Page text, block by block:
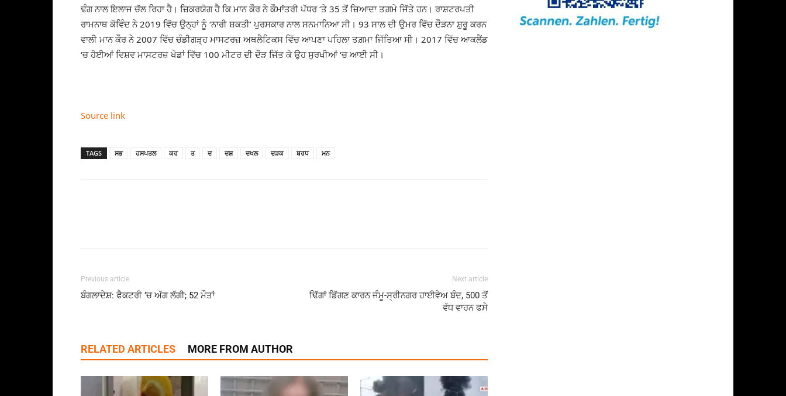
ਢੰਗ ਨਾਲ ਇਲਾਜ ਚੱਲ ਰਿਹਾ ਹੈ। ਜ਼ਿਕਰਯੋਗ ਹੈ ਕਿ ਮਾਨ ਕੌਰ ਨੇ ਕੌਮਾਂਤਰੀ ਪੱਧਰ ‘ਤੇ 35 ਤੋਂ ਜ਼ਿਆਦਾ ਤਗ਼ਮੇ ਜਿੱਤੇ ਹਨ। ਰਾਸ਼ਟਰਪਤੀ
ਰਾਮਨਾਥ ਕੋਵਿੰਦ ਨੇ 2019 ਵਿੱਚ ਉਨ੍ਹਾਂ ਨੂੰ ‘ਨਾਰੀ ਸ਼ਕਤੀ’ ਪੁਰਸਕਾਰ ਨਾਲ ਸਨਮਾਨਿਆ ਸੀ। 93 ਸਾਲ ਦੀ ਉਮਰ ਵਿੱਚ ਦੌੜਨਾ ਸ਼ੁਰੂ ਕਰਨ
ਵਾਲੀ ਮਾਨ ਕੌਰ ਨੇ 2007 ਵਿੱਚ ਚੰਡੀਗੜ੍ਹ ਮਾਸਟਰਜ਼ ਅਥਲੈਟਿਕਸ ਵਿੱਚ ਆਪਣਾ ਪਹਿਲਾ ਤਗ਼ਮਾ ਜਿੱਤਿਆ ਸੀ। 2017 ਵਿੱਚ ਆਕਲੈਂਡ
‘ਚ ਹੋਈਆਂ ਵਿਸ਼ਵ ਮਾਸਟਰਜ਼ ਖੇਡਾਂ ਵਿੱਚ 100 ਮੀਟਰ ਦੀ ਦੌੜ ਜਿੱਤ ਕੇ ਉਹ ਸੁਰਖੀਆਂ ‘ਚ ਆਈ ਸੀ।
Source link
TAGS ਸਭ ਹਸਪਤਲ ਕਰ ਤ ਦ ਦਸ਼ ਦਖਲ ਦੜਕ ਬਰਧ ਮਨ
Previous article
ਬੰਗਲਾਦੇਸ਼: ਫੈਕਟਰੀ ’ਚ ਅੱਗ ਲੱਗੀ; 52 ਮੌਤਾਂ
Next article
ਢਿੱਗਾਂ ਡਿੱਗਣ ਕਾਰਨ ਜੰਮੂ-ਸ੍ਰੀਨਗਰ ਹਾਈਵੇਅ ਬੰਦ, 500 ਤੋਂ
ਵੱਧ ਵਾਹਨ ਫਸੇ
RELATED ARTICLES MORE FROM AUTHOR